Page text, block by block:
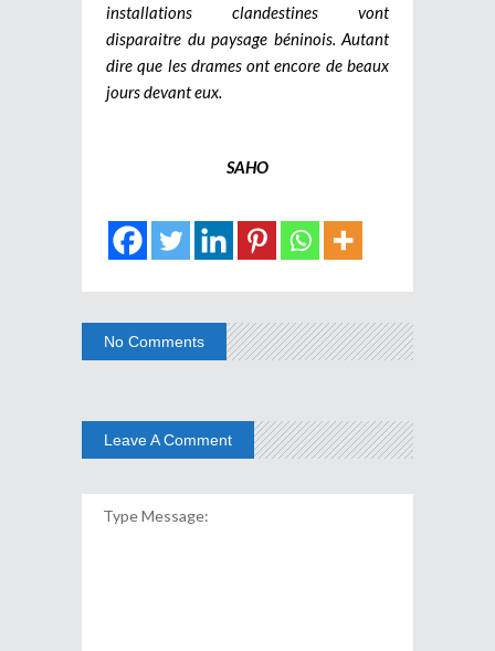
installations clandestines vont
disparaitre du paysage béninois. Autant
dire que les drames ont encore de beaux
jours devant eux.
SAHO
No Comments
Leave A Comment